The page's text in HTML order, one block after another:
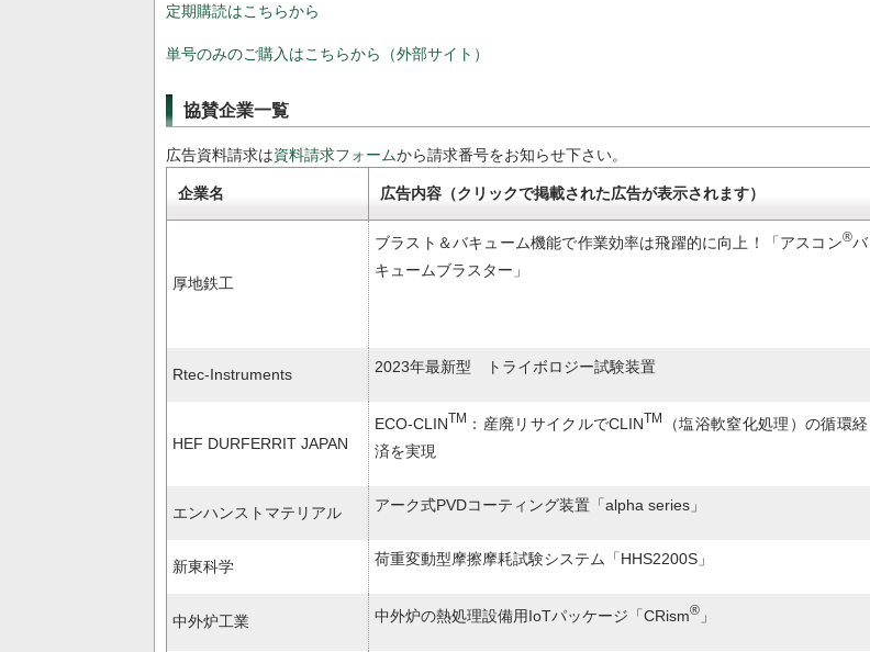
定期購読はこちらから
単号のみのご購入はこちらから（外部サイト）
協賛企業一覧
広告資料請求は資料請求フォームから請求番号をお知らせ下さい。
企業名 広告内容（クリックで掲載された広告が表示されます）
厚地鉄工
ブラスト＆バキューム機能で作業効率は飛躍的に向上！「アスコン®バ
キュームブラスター」
Rtec-Instruments 2023年最新型 トライボロジー試験装置
HEF DURFERRIT JAPAN
ECO-CLINTM ：産廃リサイクルでCLINTM
（塩浴軟窒化処理）の循環経
済を実現
エンハンストマテリアル アーク式PVDコーティング装置「alpha series」
新東科学 荷重変動型摩擦摩耗試験システム「HHS2200S」
中外炉工業 中外炉の熱処理設備用IoTパッケージ「CRism® 」